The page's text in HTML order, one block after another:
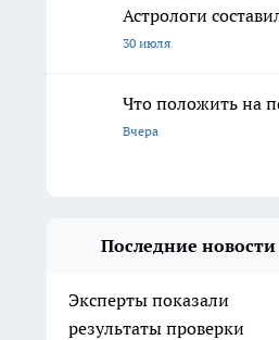
Астрологи
30 июля
Что положить на
Вчера
Последние новости
Эксперты показали
результаты проверки